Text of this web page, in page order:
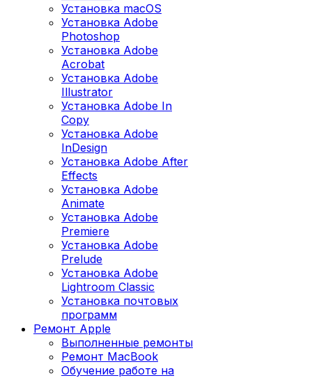
Установка macOS
Установка Adobe
Photoshop
Установка Adobe
Acrobat
Установка Adobe
Illustrator
Установка Adobe In
Copy
Установка Adobe
InDesign
Установка Adobe After
Effects
Установка Adobe
Animate
Установка Adobe
Premiere
Установка Adobe
Prelude
Установка Adobe
Lightroom Classic
Установка почтовых
программ
Ремонт Apple
Выполненные ремонты
Ремонт MacBook
Обучение работе на